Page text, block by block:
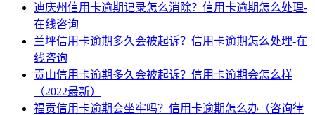
迪庆州信用卡逾期记录怎么消除？信用卡逾期怎么处理-
在线咨询
兰坪信用卡逾期多久会被起诉？信用卡逾期怎么处理-在
线咨询
贡山信用卡逾期多久会被起诉？信用卡逾期会怎么样
（2022最新）
福贡信用卡逾期会坐牢吗？信用卡逾期怎么办（咨询律